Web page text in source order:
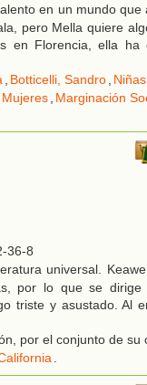
en un mundo que
pero Mella quiere
en Florencia, ella ha
, Botticelli, Sandro, Niñas
Mujeres, Marginación
36-8
universal.
por lo que se dirige
triste y asustado. Al
por el conjunto de su
.